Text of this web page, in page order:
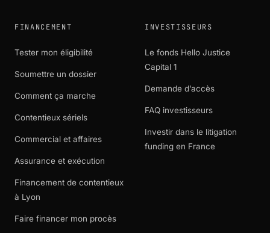
FINANCEMENT
Tester mon éligibilité
Soumettre un dossier
Comment ça marche
Contentieux sériels
Commercial et affaires
Assurance et exécution
Financement de contentieux
à Lyon
Faire financer mon procès
INVESTISSEURS
Le fonds Hello Justice
Capital 1
Demande d’accès
FAQ investisseurs
Investir dans le litigation
funding en France